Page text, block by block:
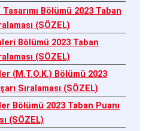
Bölümü 2023 Taban
(SÖZEL)
Bölümü 2023 Taban
(SÖZEL)
(M.T.O.K.) Bölümü 2023
Sıralaması (SÖZEL)
Bölümü 2023 Taban Puanı
(SÖZEL)